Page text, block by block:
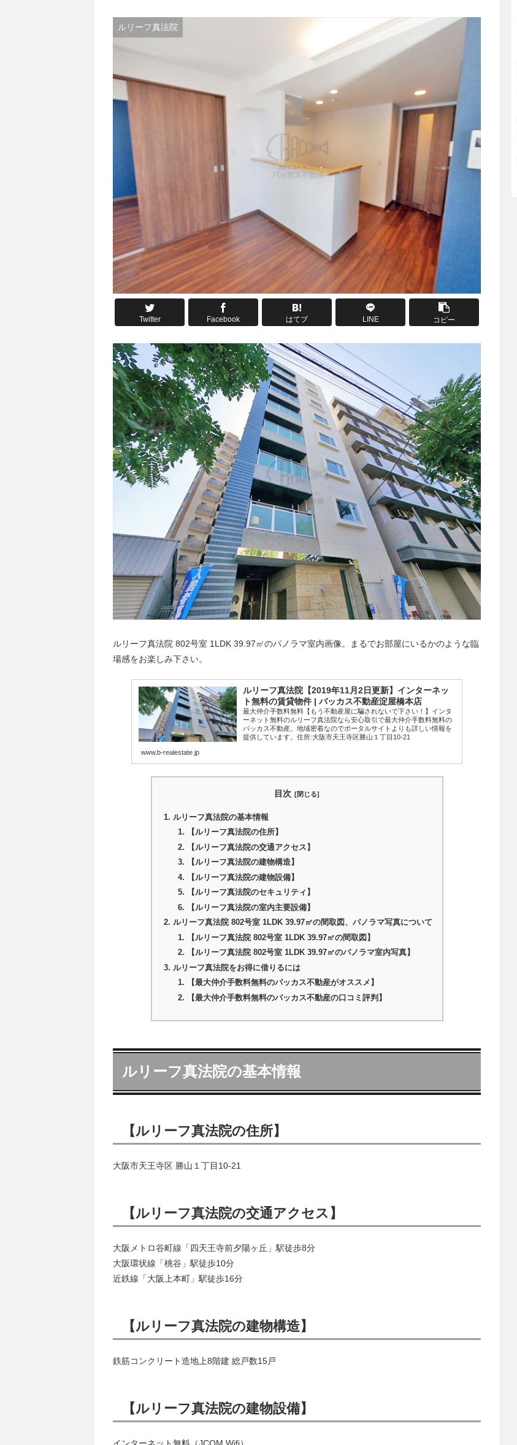
ルリーフ真法院
Twitter Facebook はてブ LINE コピー
ルリーフ真法院 802号室 1LDK 39.97㎡のパノラマ室内画像。まるでお部屋にいるかのような臨
場感をお楽しみ下さい。
ルリーフ真法院【2019年11月2日更新】インターネッ
ト無料の賃貸物件 | バッカス不動産淀屋橋本店
最大仲介手数料無料【もう不動産屋に騙されないで下さい！】インタ
ーネット無料のルリーフ真法院なら安心取引で最大仲介手数料無料の
バッカス不動産。地域密着なのでポータルサイトよりも詳しい情報を
提供しています。住所:大阪市天王寺区勝山１丁目10-21
www.b-realestate.jp
目次
ルリーフ真法院の基本情報
【ルリーフ真法院の住所】
【ルリーフ真法院の交通アクセス】
【ルリーフ真法院の建物構造】
【ルリーフ真法院の建物設備】
【ルリーフ真法院のセキュリティ】
【ルリーフ真法院の室内主要設備】
ルリーフ真法院 802号室 1LDK 39.97㎡の間取図、パノラマ写真について
【ルリーフ真法院 802号室 1LDK 39.97㎡の間取図】
【ルリーフ真法院 802号室 1LDK 39.97㎡のパノラマ室内写真】
ルリーフ真法院をお得に借りるには
【最大仲介手数料無料のバッカス不動産がオススメ】
【最大仲介手数料無料のバッカス不動産の口コミ評判】
ルリーフ真法院の基本情報
【ルリーフ真法院の住所】
大阪市天王寺区 勝山１丁目10-21
【ルリーフ真法院の交通アクセス】
大阪メトロ谷町線「四天王寺前夕陽ヶ丘」駅徒歩8分
大阪環状線「桃谷」駅徒歩10分
近鉄線「大阪上本町」駅徒歩16分
【ルリーフ真法院の建物構造】
鉄筋コンクリート造地上8階建 総戸数15戸
【ルリーフ真法院の建物設備】